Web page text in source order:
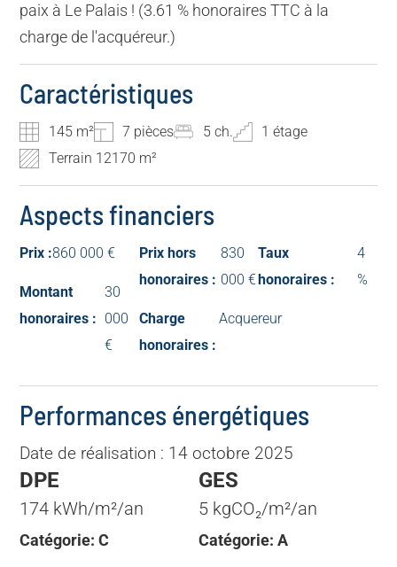
paix à Le Palais ! (3.61 % honoraires TTC à la
charge de l'acquéreur.)
Caractéristiques
145 m² 7 pièces 5 ch.
1 étage
Terrain 12170 m²
Aspects financiers
Prix :860 000 €
Montant
honoraires :
30
000
€
Prix hors
honoraires :
830
000 €
Charge
honoraires :
Acquereur
Taux
honoraires :
4
%
Performances énergétiques
Date de réalisation : 14 octobre 2025
DPE
174 kWh/m²/an
Catégorie: C
GES
5 kgCO₂/m²/an
Catégorie: A